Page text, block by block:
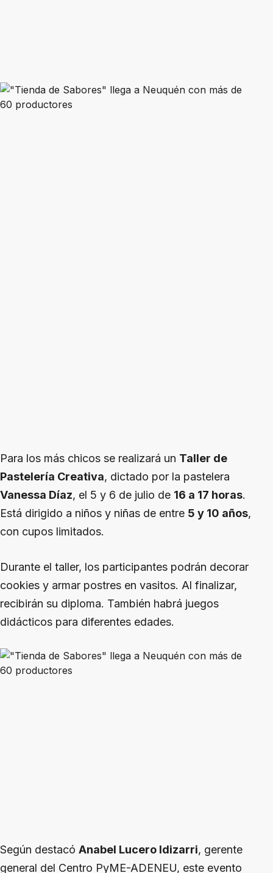
Para los más chicos se realizará un Taller de
Pastelería Creativa, dictado por la pastelera
Vanessa Díaz, el 5 y 6 de julio de 16 a 17 horas.
Está dirigido a niños y niñas de entre 5 y 10 años,
con cupos limitados.
Durante el taller, los participantes podrán decorar
cookies y armar postres en vasitos. Al finalizar,
recibirán su diploma. También habrá juegos
didácticos para diferentes edades.
Según destacó Anabel Lucero Idizarri, gerente
general del Centro PyME-ADENEU, este evento